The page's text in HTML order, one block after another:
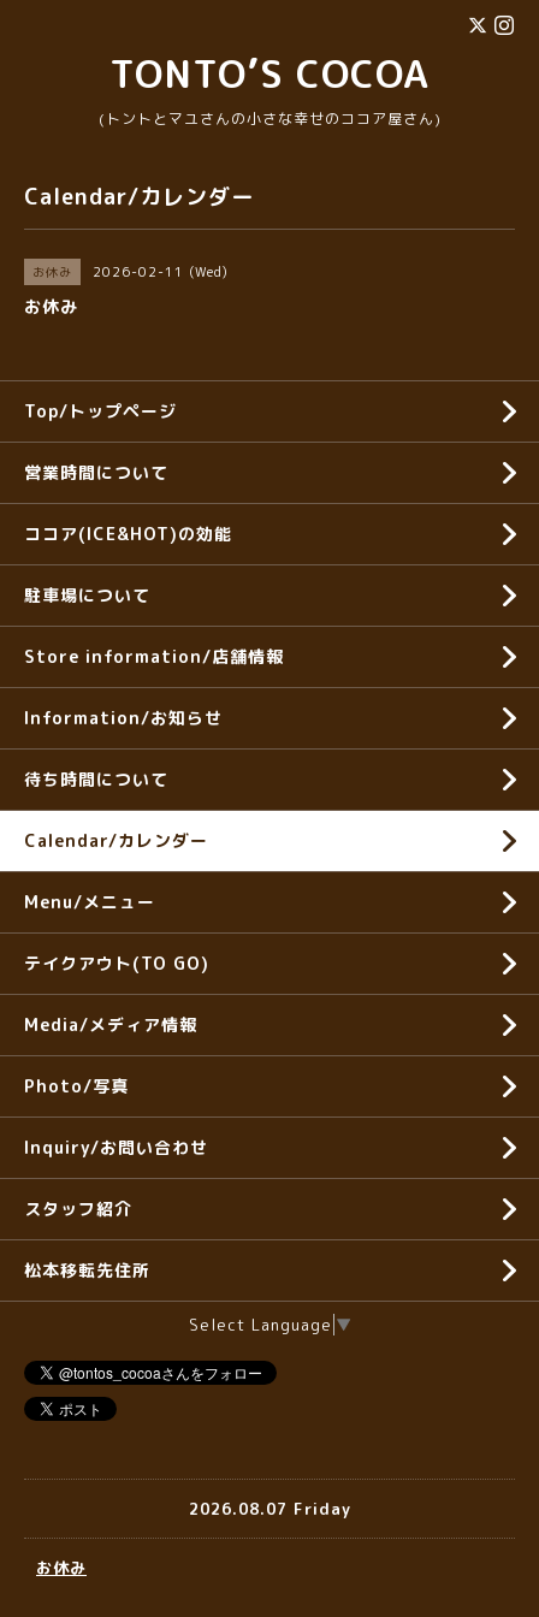
TONTO’S COCOA
(トントとマユさんの小さな幸せのココア屋さん)
Calendar/カレンダー
お休み 2026-02-11 (Wed)
お休み
Top/トップページ
営業時間について
ココア(ICE&HOT)の効能
駐車場について
Store information/店舗情報
Information/お知らせ
待ち時間について
Calendar/カレンダー
Menu/メニュー
テイクアウト(TO GO)
Media/メディア情報
Photo/写真
Inquiry/お問い合わせ
スタッフ紹介
松本移転先住所
Select Language ▼
2026.08.07 Friday
お休み